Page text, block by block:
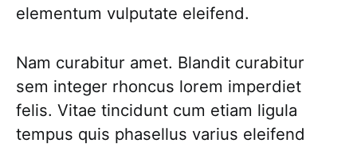
elementum vulputate eleifend.
Nam curabitur amet. Blandit curabitur
sem integer rhoncus lorem imperdiet
felis. Vitae tincidunt cum etiam ligula
tempus quis phasellus varius eleifend